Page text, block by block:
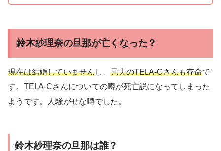
鈴木紗理奈の旦那が亡くなった？
現在は結婚していませんし、 元夫のTELA-Cさんも存命で
す。TELA-Cさんについての噂が死亡説になってしまった
ようです。人騒がせな噂でした。
鈴木紗理奈の旦那は誰？